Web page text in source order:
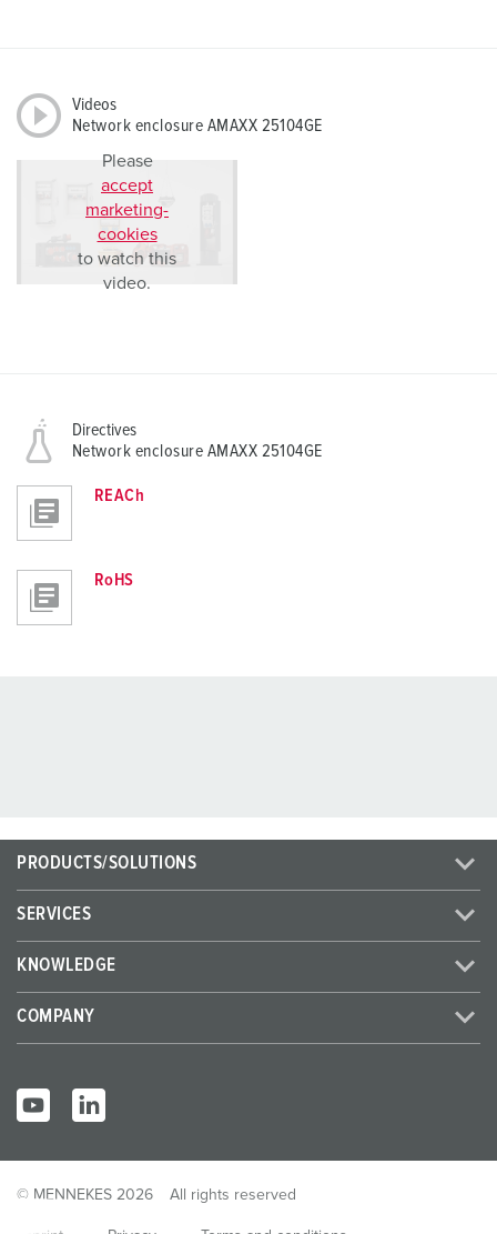
Videos
Network enclosure AMAXX 25104GE
Please
accept
marketing-
cookies
to watch this
video.
Directives
Network enclosure AMAXX 25104GE
REACh
RoHS
PRODUCTS/SOLUTIONS
SERVICES
KNOWLEDGE
COMPANY
© MENNEKES 2026 All rights reserved